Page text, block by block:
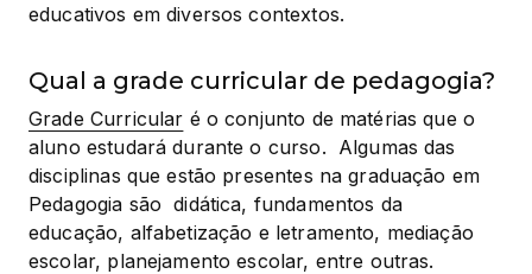
educativos em diversos contextos.
Qual a grade curricular de pedagogia?
Grade Curricular é o conjunto de matérias que o
aluno estudará durante o curso.  Algumas das
disciplinas que estão presentes na graduação em
Pedagogia são  didática, fundamentos da
educação, alfabetização e letramento, mediação
escolar, planejamento escolar, entre outras.